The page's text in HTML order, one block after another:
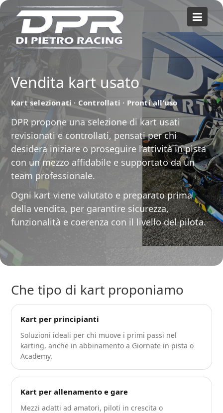
Skip
content
Vendita kart usato
Kart selezionati · Controllati · Pronti all’uso
DPR propone una selezione di kart usati
revisionati e controllati, pensati per chi
desidera iniziare o proseguire l’attività in pista
con un mezzo affidabile e supportato da un
team professionale.
Ogni kart viene valutato e preparato prima
della vendita, per garantire sicurezza,
funzionalità e coerenza con il livello del pilota.
Che tipo di kart proponiamo
Kart per principianti
Soluzioni ideali per chi muove i primi passi nel
karting, anche in abbinamento a Giornate in pista o
Academy.
Kart per allenamento e gare
Mezzi adatti ad amatori, piloti in crescita o